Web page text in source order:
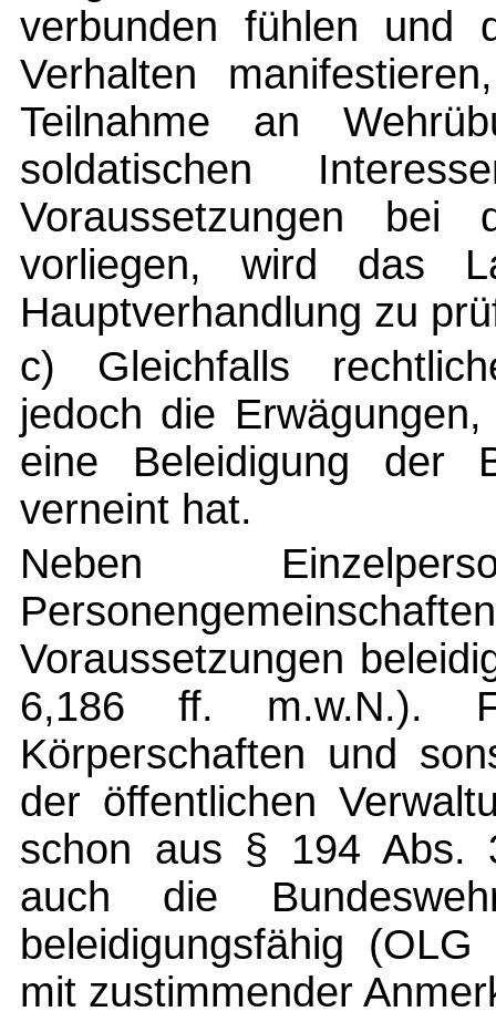
verbunden fühlen und
Verhalten
Teilnahme an
soldatischen
Voraussetzungen bei
vorliegen, wird das
Hauptverhandlung zu
c) Gleichfalls
jedoch die
eine Beleidigung der
verneint hat.
Neben
Voraussetzungen
6,186 ff. m.w.N.).
Körperschaften und
der öffentlichen
schon aus § 194 Abs.
auch die
beleidigungsfähig
mit zustimmender